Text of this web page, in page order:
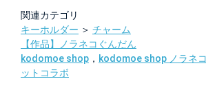
関連カテゴリ
キーホルダー ＞ チャーム
【作品】ノラネコぐんだん
kodomoe shop ， kodomoe shop ノラネ
ットコラボ